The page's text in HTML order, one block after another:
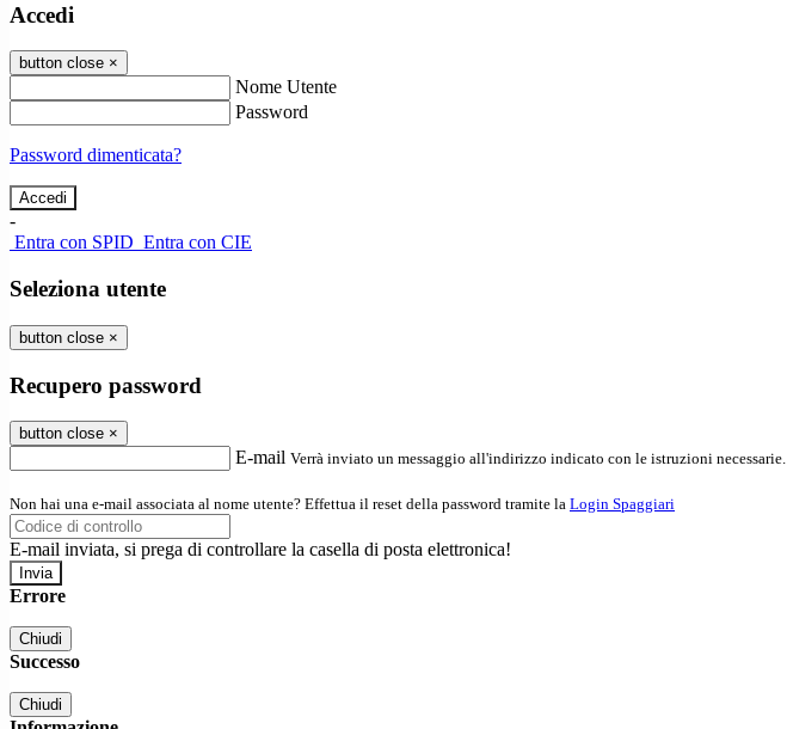
Accedi
button close ×
Nome Utente
Password
Password dimenticata?
-
Entra con SPID Entra con CIE
Seleziona utente
button close ×
Recupero password
button close ×
E-mail Verrà inviato un messaggio all'indirizzo indicato con le istruzioni necessarie.
Non hai una e-mail associata al nome utente? Effettua il reset della password tramite la Login Spaggiari
E-mail inviata, si prega di controllare la casella di posta elettronica!
Errore
Chiudi
Successo
Chiudi